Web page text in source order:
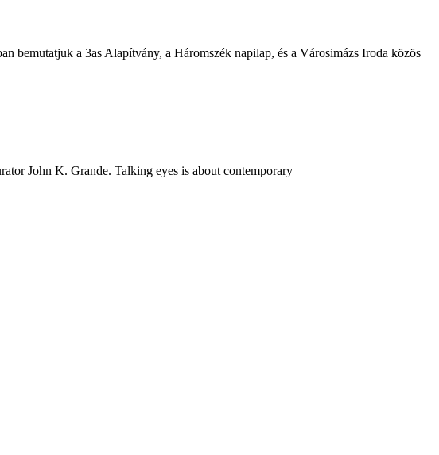
bemutatjuk a 3as Alapítvány, a Háromszék napilap, és a Városimázs Iroda közös
John K. Grande. Talking eyes is about contemporary